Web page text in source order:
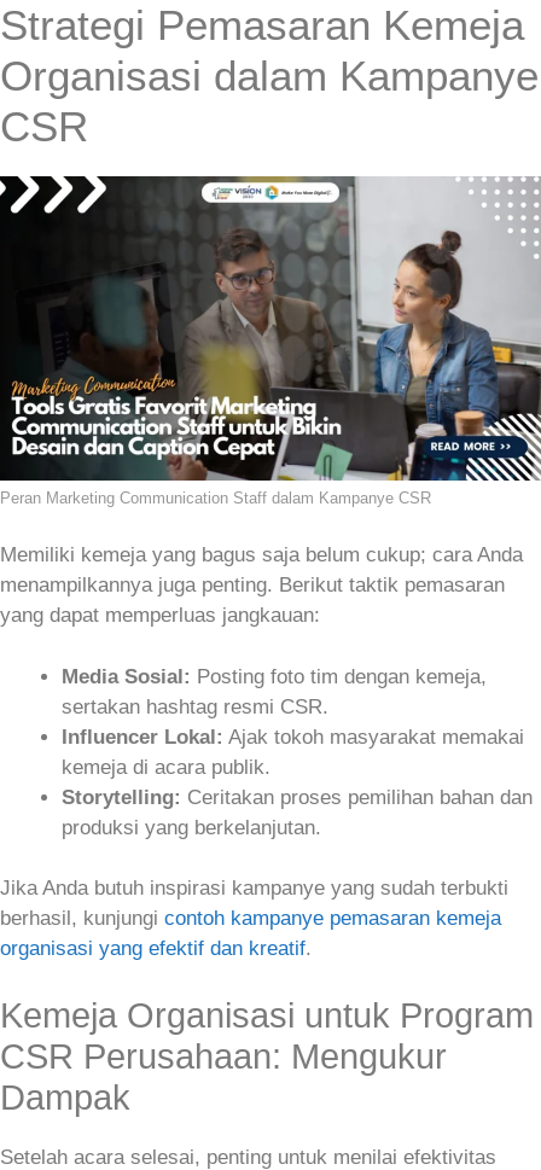
Strategi Pemasaran Kemeja
Organisasi dalam Kampanye
CSR
Peran Marketing Communication Staff dalam Kampanye CSR
Memiliki kemeja yang bagus saja belum cukup; cara Anda
menampilkannya juga penting. Berikut taktik pemasaran
yang dapat memperluas jangkauan:
Media Sosial: Posting foto tim dengan kemeja,
sertakan hashtag resmi CSR.
Influencer Lokal: Ajak tokoh masyarakat memakai
kemeja di acara publik.
Storytelling: Ceritakan proses pemilihan bahan dan
produksi yang berkelanjutan.
Jika Anda butuh inspirasi kampanye yang sudah terbukti
berhasil, kunjungi contoh kampanye pemasaran kemeja
organisasi yang efektif dan kreatif.
Kemeja Organisasi untuk Program
CSR Perusahaan: Mengukur
Dampak
Setelah acara selesai, penting untuk menilai efektivitas